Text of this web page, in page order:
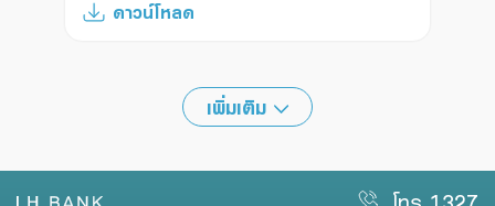
ดาวน์โหลด
เพิ่มเติม